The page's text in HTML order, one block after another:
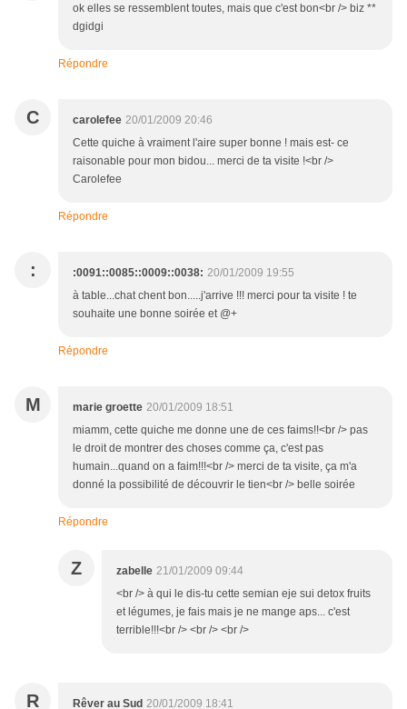
ok elles se ressemblent toutes, mais que c'est bon<br /> biz **
dgidgi
Répondre
C carolefee 20/01/2009 20:46
Cette quiche à vraiment l'aire super bonne ! mais est- ce
raisonable pour mon bidou... merci de ta visite !<br />
Carolefee
Répondre
: :0091::0085::0009::0038: 20/01/2009 19:55
à table...chat chent bon.....j'arrive !!! merci pour ta visite ! te
souhaite une bonne soirée et @+
Répondre
M marie groette 20/01/2009 18:51
miamm, cette quiche me donne une de ces faims!!<br /> pas
le droit de montrer des choses comme ça, c'est pas
humain...quand on a faim!!!<br /> merci de ta visite, ça m'a
donné la possibilité de découvrir le tien<br /> belle soirée
Répondre
Z zabelle 21/01/2009 09:44
<br /> à qui le dis-tu cette semian eje sui detox fruits
et légumes, je fais mais je ne mange aps... c'est
terrible!!!<br /> <br /> <br />
R Rêver au Sud 20/01/2009 18:41